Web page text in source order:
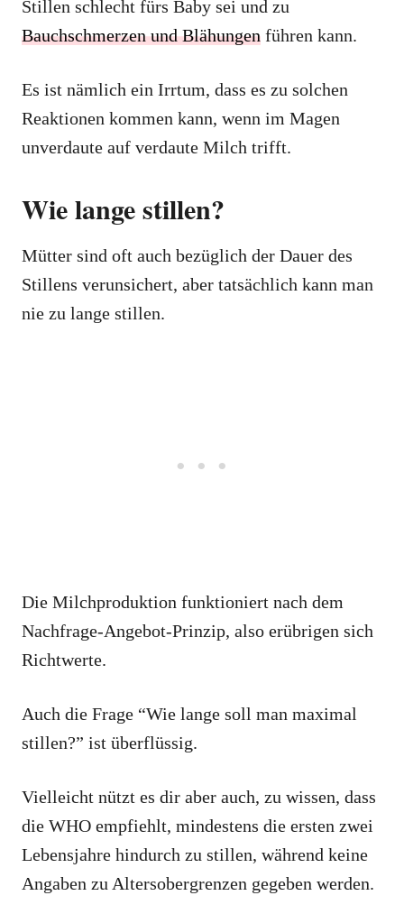
Stillen schlecht fürs Baby sei und zu
Bauchschmerzen und Blähungen führen kann.
Es ist nämlich ein Irrtum, dass es zu solchen
Reaktionen kommen kann, wenn im Magen
unverdaute auf verdaute Milch trifft.
Wie lange stillen?
Mütter sind oft auch bezüglich der Dauer des
Stillens verunsichert, aber tatsächlich kann man
nie zu lange stillen.
Die Milchproduktion funktioniert nach dem
Nachfrage-Angebot-Prinzip, also erübrigen sich
Richtwerte.
Auch die Frage “Wie lange soll man maximal
stillen?” ist überflüssig.
Vielleicht nützt es dir aber auch, zu wissen, dass
die WHO empfiehlt, mindestens die ersten zwei
Lebensjahre hindurch zu stillen, während keine
Angaben zu Altersobergrenzen gegeben werden.